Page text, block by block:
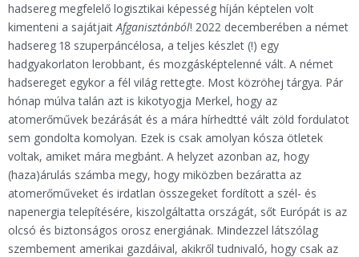
hadsereg megfelelő logisztikai képesség híján képtelen volt
kimenteni a sajátjaitAfganisztánból! 2022 decemberében a német
hadsereg 18 szuperpáncélosa, a teljes készlet (!) egy
hadgyakorlaton lerobbant, és mozgásképtelenné vált. A német
hadsereget egykor a fél világ rettegte. Most közröhej tárgya. Pár
hónap múlva talán azt is kikotyogja Merkel, hogy az
atomerőművek bezárását és a mára hírhedtté vált zöld fordulatot
sem gondolta komolyan. Ezek is csak amolyan kósza ötletek
voltak, amiket mára megbánt. A helyzet azonban az, hogy
(haza)árulás számba megy, hogy miközben bezáratta az
atomerőműveket és irdatlan összegeket fordított a szél- és
napenergia telepítésére, kiszolgáltatta országát, sőt Európát is az
olcsó és biztonságos orosz energiának. Mindezzel látszólag
szembement amerikai gazdáival, akikről tudnivaló, hogy csak az